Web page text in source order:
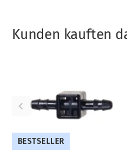
Kunden kauften
BESTSELLER